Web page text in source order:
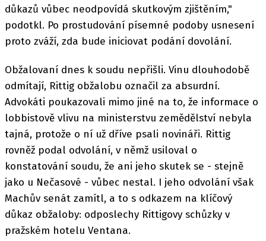
důkazů vůbec neodpovídá skutkovým zjištěním,"
podotkl. Po prostudování písemné podoby usnesení
proto zváží, zda bude iniciovat podání dovolání.
Obžalovaní dnes k soudu nepřišli. Vinu dlouhodobě
odmítají, Rittig obžalobu označil za absurdní.
Advokáti poukazovali mimo jiné na to, že informace o
lobbistově vlivu na ministerstvu zemědělství nebyla
tajná, protože o ní už dříve psali novináři. Rittig
rovněž podal odvolání, v němž usiloval o
konstatování soudu, že ani jeho skutek se - stejně
jako u Nečasové - vůbec nestal. I jeho odvolání však
Machův senát zamítl, a to s odkazem na klíčový
důkaz obžaloby: odposlechy Rittigovy schůzky v
pražském hotelu Ventana.